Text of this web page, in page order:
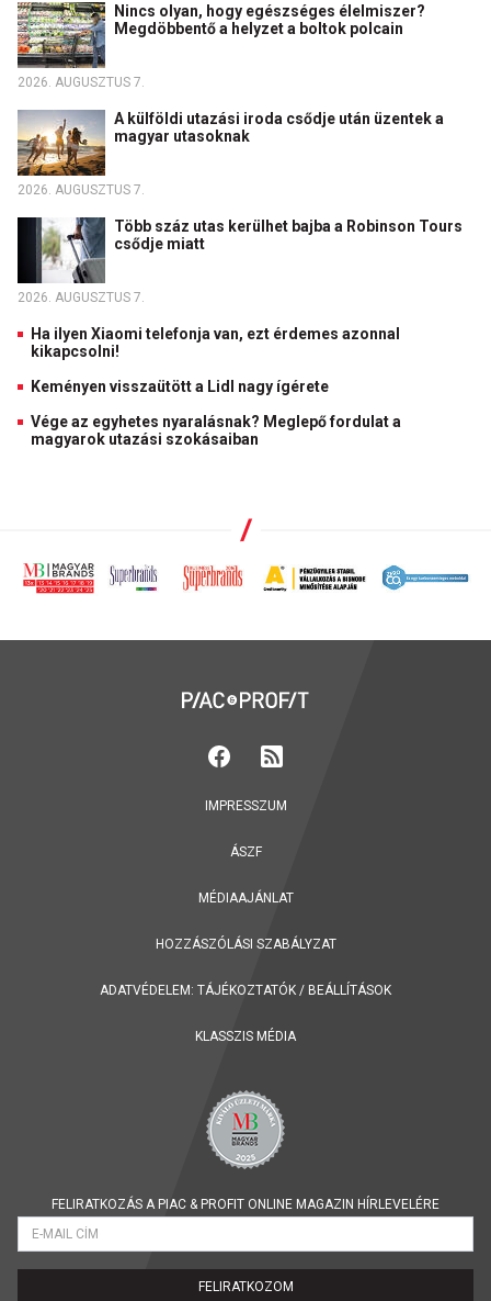
Nincs olyan, hogy egészséges élelmiszer?
Megdöbbentő a helyzet a boltok polcain
2026. AUGUSZTUS 7.
A külföldi utazási iroda csődje után üzentek a
magyar utasoknak
2026. AUGUSZTUS 7.
Több száz utas kerülhet bajba a Robinson Tours
csődje miatt
2026. AUGUSZTUS 7.
Ha ilyen Xiaomi telefonja van, ezt érdemes azonnal
kikapcsolni!
Keményen visszaütött a Lidl nagy ígérete
Vége az egyhetes nyaralásnak? Meglepő fordulat a
magyarok utazási szokásaiban
IMPRESSZUM
ÁSZF
MÉDIAAJÁNLAT
HOZZÁSZÓLÁSI SZABÁLYZAT
ADATVÉDELEM: TÁJÉKOZTATÓK / BEÁLLÍTÁSOK
KLASSZIS MÉDIA
FELIRATKOZÁS A PIAC & PROFIT ONLINE MAGAZIN HÍRLEVELÉRE
FELIRATKOZOM